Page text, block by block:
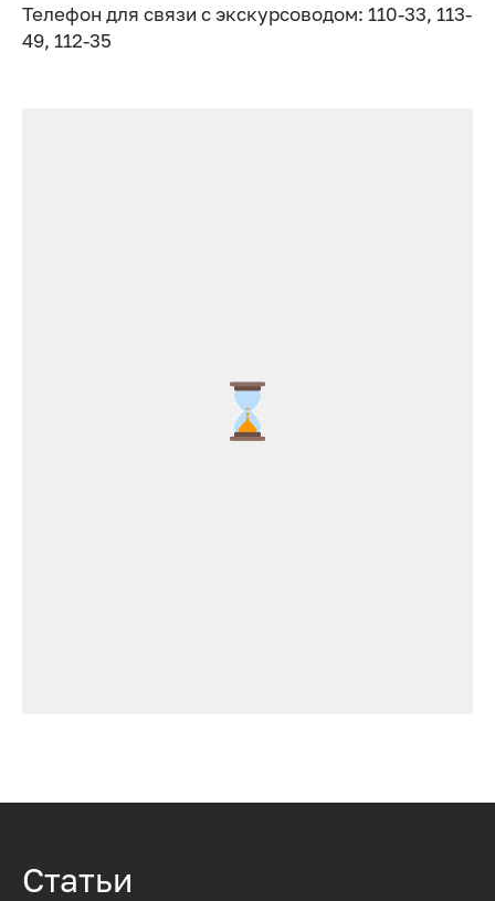
Телефон для связи с экскурсоводом: 110-33, 113-
49, 112-35
Статьи